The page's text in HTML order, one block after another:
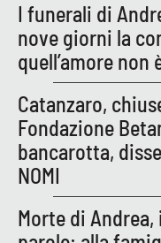
Eventi
Storie
LAC
NETWORK
Lacplay.it
I funerali di
nove giorni la
quell’amore
Catanzaro,
Fondazione
bancarotta,
NOMI
Morte di